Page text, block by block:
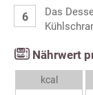
Das
Nährwert
kcal